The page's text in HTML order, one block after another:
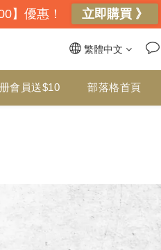
繁體中文
會員送$10 部落格首頁
】優惠！ 立即購買 》